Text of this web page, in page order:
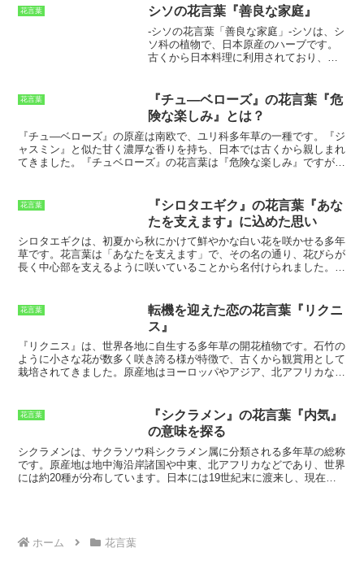
ルとして使われてきました。また、カーネーションはキリスト教の儀
式でも重要な役割を果たしてきました。例えば、 カトリック教会で
は、復活祭の日に十字架を飾るためにカーネーションが使われます。
これは、キリストが復活したことを祝うためのものです。また、カー
ネーションは聖母の月である5月に捧げられる花でもあります。これ
は、結婚式や葬式などの宗教的な儀式でよく使われています。また、
人々を慰めたり、希望を与えたりするために贈ら
花言葉 シソの花言葉『善良な家庭』
-シソの花言葉「善良な家庭」-シソは、シ
ソ科の植物で、日本原産のハーブです。
古くから日本料理に利用されており、特
や健胃整腸、疲労回復などの効果が期待
されています。
シソの花言葉は「善良な
家庭」です。この花言葉の由来は、シソ
が家庭菜園で育てやすく、丈夫で育てや
すいことから、家庭の象徴とされている
ことにあります。また、シソは、料理の
シソは、日本人の生活に身近なハーブで
す。その花言葉は「善良な家庭」です
が、この花言葉は、シソが家庭菜園で育
てやすく、丈夫で育てやすいことから、
家庭の象徴とされていることに由来して
います。シソは、家庭の平和と繁栄を願
の絆を深めるという意味もあります。シ
ソの花を家庭に飾ることで、家庭の幸せ
を願う気持ちを表すことができます。
花言葉
『チュ―ベローズ』の花言葉『危
険な楽しみ』とは？
『チュ―ベローズ』の原産は南欧で、ユリ科多年草の一種です。『ジ
ャスミン』と似た甘く濃厚な香りを持ち、日本では古くから親しまれ
てきました。
『チュベローズ』の花言葉は『危険な楽しみ』ですが、
は、その甘く濃厚な香りで人を惹きつけ、無防備に近づいてしまった
ところを刺すというトゲのある一面を持ち合わせていますから、注意
して接する必要があるのです。
花言葉
『シロタエギク』の花言葉『あな
たを支えます』に込めた思い
シロタエギク は、初夏から秋にかけて鮮やかな白い花を咲かせる多年
草です。花言葉は「あなたを支えます」で、その名の通り、花びらが
長く中心部を支えるように咲いていることから名付けられました。 シ
ました。
シロタエギクの花言葉は、その花姿から「あなたを支えま
す」と伝わっています
。この花言葉は、大切な人を想う気持ちや、愛
を表しています。シロタエギクは、
り、鉢植えにして飾ったりして楽しむことができます。また、ドライ
フラワーにしても美しいので、長く楽しむことができます。
花言葉
転機を迎えた恋の花言葉『リクニ
ス』
『リクニス』 は、世界各地に自生する多年草の開花植物です。石竹の
ように小さな花が数多く咲き誇る様が特徴で、古くから観賞用として
栽培されてきました。原産地はヨーロッパやアジア、北アフリカなど
の花言葉は「
純潔」「 無垢」です。その可憐な見た目
や、花が長く咲き続けることから、贈り物や記念品としても人気があ
ります。また、リクニスは、花壇や鉢植えだけでなく、切り花として
も楽しむことができます。花瓶に活けて部屋に飾れば、一味違った雰
囲気を演出できるでしょう。
花言葉
『シクラメン』の花言葉『内気』
の意味を探る
シクラメンは、サクラソウ科シクラメン属に分類される多年草の総称
です。原産地は地中海沿岸諸国や中東、北アフリカなどであり、世界
には約20種が分布しています。
日本には19世紀末に渡来し、現在で
ホーム
花言葉